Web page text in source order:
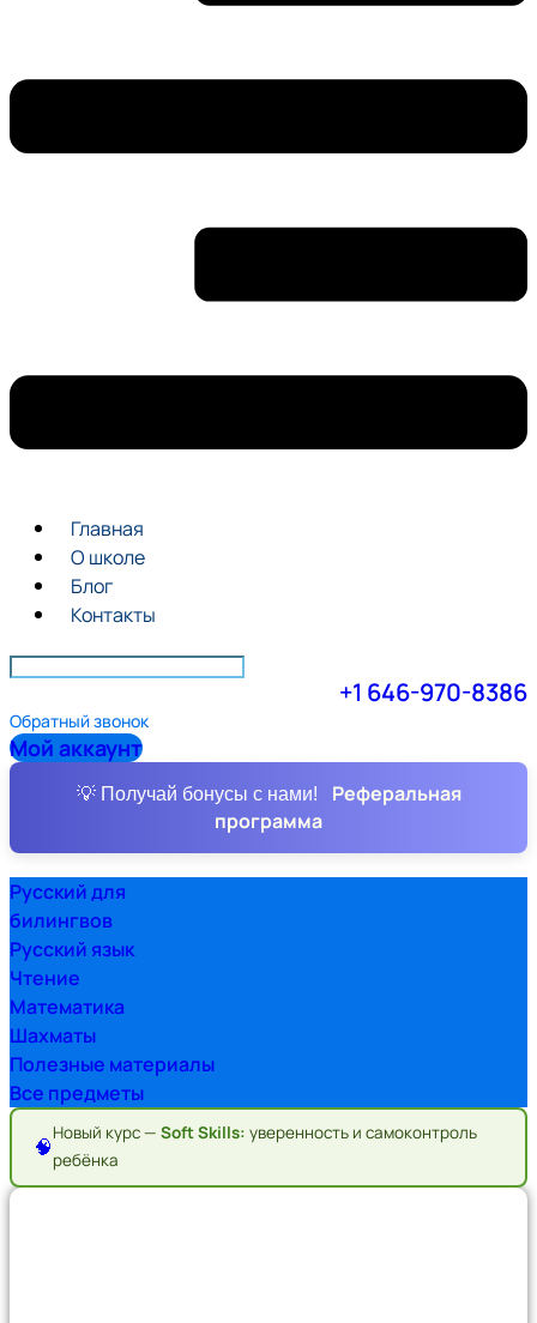
Главная
О школе
Блог
Контакты
+1 646-970-8386
Обратный звонок
Мой аккаунт
💡 Получай бонусы с нами!
Реферальная
программа
Русский для
билингвов
Русский язык
Чтение
Математика
Шахматы
Полезные материалы
Все предметы
🧠
Новый курс — Soft Skills: уверенность и самоконтроль
ребёнка